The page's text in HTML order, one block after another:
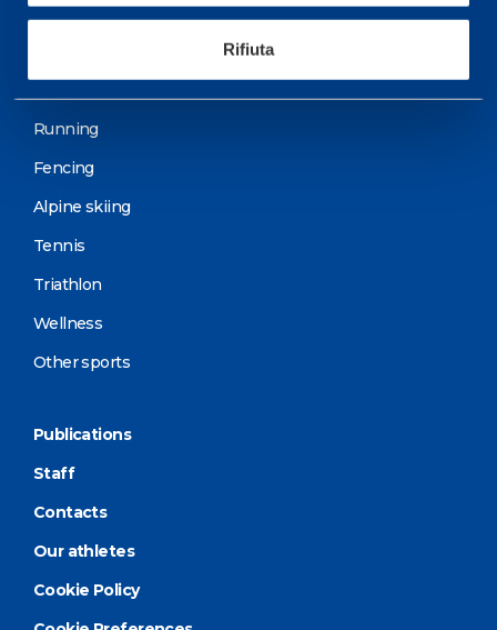
Rifiuta
Cycling and MTB
Running
Fencing
Alpine skiing
Tennis
Triathlon
Wellness
Other sports
Publications
Staff
Contacts
Our athletes
Cookie Policy